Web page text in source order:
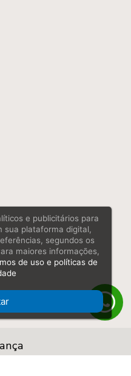
e publicitários para
sua plataforma digital,
segundos os
maiores informações,
de uso e políticas de